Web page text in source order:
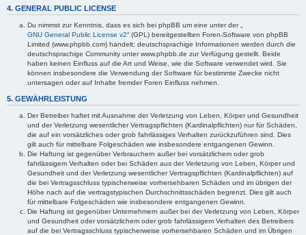
4. GENERAL PUBLIC LICENSE
Du nimmst zur Kenntnis, dass es sich bei phpBB um eine unter der „
GNU General Public License v2“ (GPL) bereitgestellten Foren-Software von phpBB
Limited (www.phpbb.com) handelt; deutschsprachige Informationen werden durch die
deutschsprachige Community unter www.phpbb.de zur Verfügung gestellt. Beide
haben keinen Einfluss auf die Art und Weise, wie die Software verwendet wird. Sie
können insbesondere die Verwendung der Software für bestimmte Zwecke nicht
untersagen oder auf Inhalte fremder Foren Einfluss nehmen.
5. GEWÄHRLEISTUNG
Der Betreiber haftet mit Ausnahme der Verletzung von Leben, Körper und Gesundheit
und der Verletzung wesentlicher Vertragspflichten (Kardinalpflichten) nur für Schäden,
die auf ein vorsätzliches oder grob fahrlässiges Verhalten zurückzuführen sind. Dies
gilt auch für mittelbare Folgeschäden wie insbesondere entgangenen Gewinn.
Die Haftung ist gegenüber Verbrauchern außer bei vorsätzlichem oder grob
fahrlässigem Verhalten oder bei Schäden aus der Verletzung von Leben, Körper und
Gesundheit und der Verletzung wesentlicher Vertragspflichten (Kardinalpflichten) auf
die bei Vertragsschluss typischerweise vorhersehbaren Schäden und im übrigen der
Höhe nach auf die vertragstypischen Durchschnittsschäden begrenzt. Dies gilt auch
für mittelbare Folgeschäden wie insbesondere entgangenen Gewinn.
Die Haftung ist gegenüber Unternehmern außer bei der Verletzung von Leben, Körper
und Gesundheit oder vorsätzlichem oder grob fahrlässigem Verhalten des Betreibers
auf die bei Vertragsschluss typischerweise vorhersehbaren Schäden und im Übrigen